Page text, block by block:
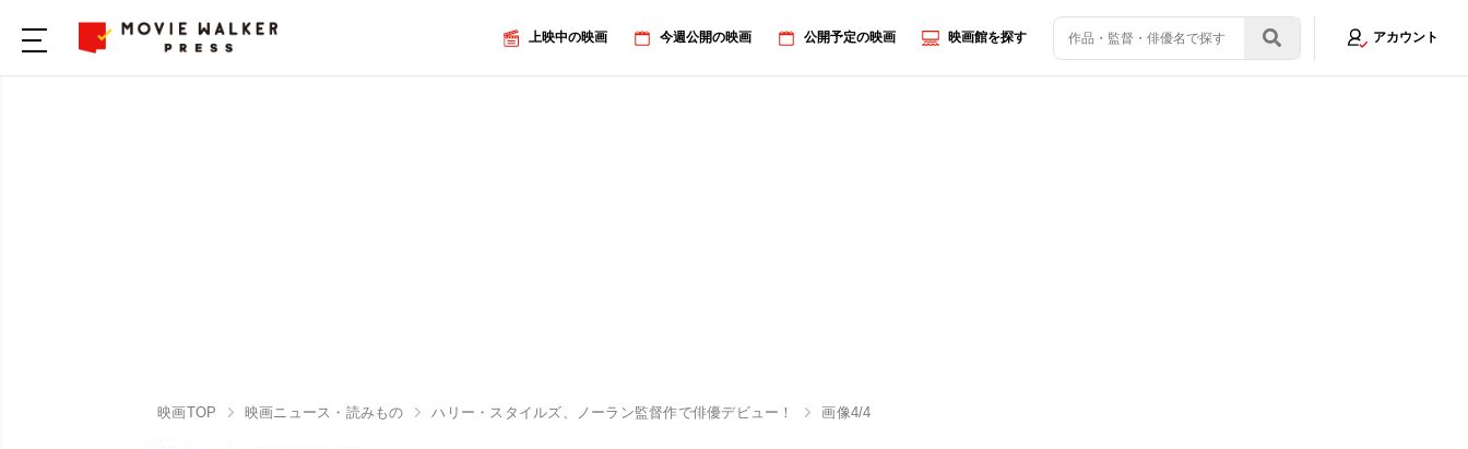
上映中の映画 今週公開の映画 公開予定の映画 映画館を探す アカウント
映画TOP 映画ニュース・読みもの ハリー・スタイルズ、ノーラン監督作で俳優デビュー！ 画像4/4